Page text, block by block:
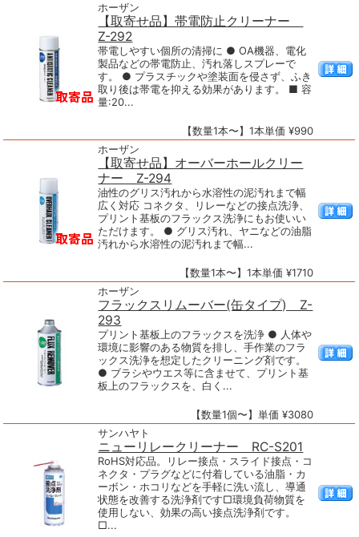
ホーザン
【取寄せ品】帯電防止クリーナー
Z-292
帯電しやすい個所の清掃に ● OA機器、電化
製品などの帯電防止、汚れ落しスプレーで
す。 ● プラスチックや塗装面を侵さず、ふき
取り後は帯電を抑える効果があります。 ■ 容
量:20...
【数量1本〜】1本単価 ¥990
ホーザン
【取寄せ品】オーバーホールクリー
ナー Z-294
油性のグリス汚れから水溶性の泥汚れまで幅
広く対応 コネクタ、リレーなどの接点洗浄、
プリント基板のフラックス洗浄にもお使いい
ただけます。 ● グリス汚れ、ヤニなどの油脂
汚れから水溶性の泥汚れまで幅...
【数量1本〜】1本単価 ¥1710
ホーザン
フラックスリムーバー(缶タイプ) Z-
293
プリント基板上のフラックスを洗浄 ● 人体や
環境に影響のある物質を排し、手作業のフラ
ックス洗浄を想定したクリーニング剤です。
● ブラシやウエス等に含ませて、プリント基
板上のフラックスを、白く...
【数量1個〜】単価 ¥3080
サンハヤト
ニューリレークリーナー RC-S201
RoHS対応品。リレー接点・スライド接点・コ
ネクタ・プラグなどに付着している油脂・カ
ーボン・ホコリなどを手軽に洗い流し、導通
状態を改善する洗浄剤です□環境負荷物質を
使用しない、効果の高い接点洗浄剤です。
□...